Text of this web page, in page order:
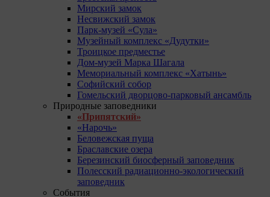
Мирский замок
Несвижский замок
Парк-музей «Сула»
Музейный комплекс «Дудутки»
Троицкое предместье
Дом-музей Марка Шагала
Мемориальный комплекс «Хатынь»
Софийский собор
Гомельский дворцово-парковый ансамбль
Природные заповедники
«Припятский»
«Нарочь»
Беловежская пуща
Браславские озера
Березинский биосферный заповедник
Полесский радиационно-экологический
заповедник
События